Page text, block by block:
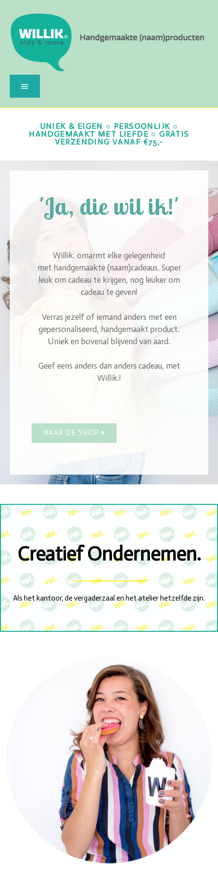
UNIEK & EIGEN ○ PERSOONLIJK ○
HANDGEMAAKT MET LIEFDE ○ GRATIS
VERZENDING VANAF €75,-
'Ja, die wil ik!'
Willik. omarmt elke gelegenheid
met handgemaakte (naam)cadeaus. Super
leuk om cadeau te krijgen, nog leuker om
cadeau te geven!
Verras jezelf of iemand anders met een
gepersonaliseerd, handgemaakt product.
Uniek en bovenal blijvend van aard.
Geef eens anders dan anders cadeau, met
Willik.!
NAAR DE SHOP
Creatief Ondernemen.
Als het kantoor, de vergaderzaal en het atelier hetzelfde zijn.